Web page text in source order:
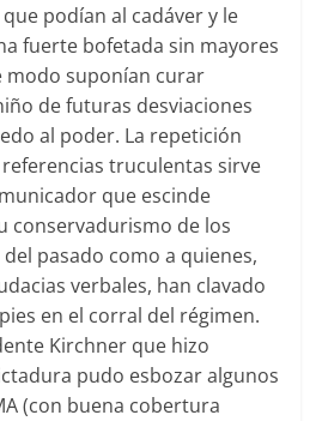
podían al cadáver y le
fuerte bofetada sin mayores
modo suponían curar
de futuras desviaciones
al poder. La repetición
truculentas sirve
que escinde
conservadurismo de los
del pasado como a quienes,
verbales, han clavado
en el corral del régimen.
Kirchner que hizo
pudo esbozar algunos
(con buena cobertura